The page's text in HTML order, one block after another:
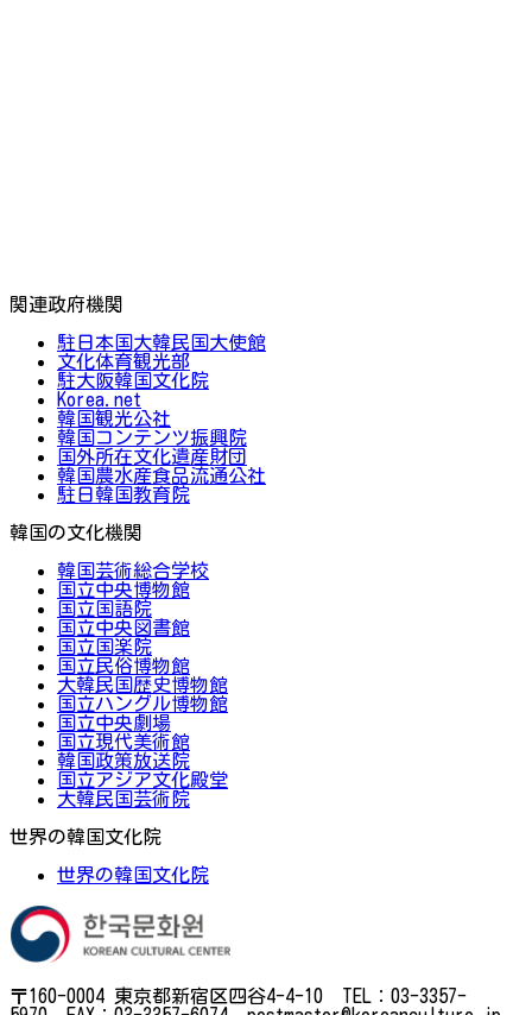
関連政府機関
駐日本国大韓民国大使館
文化体育観光部
駐大阪韓国文化院
Korea.net
韓国観光公社
韓国コンテンツ振興院
国外所在文化遺産財団
韓国農水産食品流通公社
駐日韓国教育院
韓国の文化機関
韓国芸術総合学校
国立中央博物館
国立国語院
国立中央図書館
国立国楽院
国立民俗博物館
大韓民国歴史博物館
国立ハングル博物館
国立中央劇場
国立現代美術館
韓国政策放送院
国立アジア文化殿堂
大韓民国芸術院
世界の韓国文化院
世界の韓国文化院
〒160-0004 東京都新宿区四谷4-4-10 TEL：03-3357-